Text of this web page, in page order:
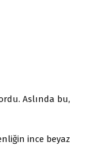
Aslında bu,
ince beyaz